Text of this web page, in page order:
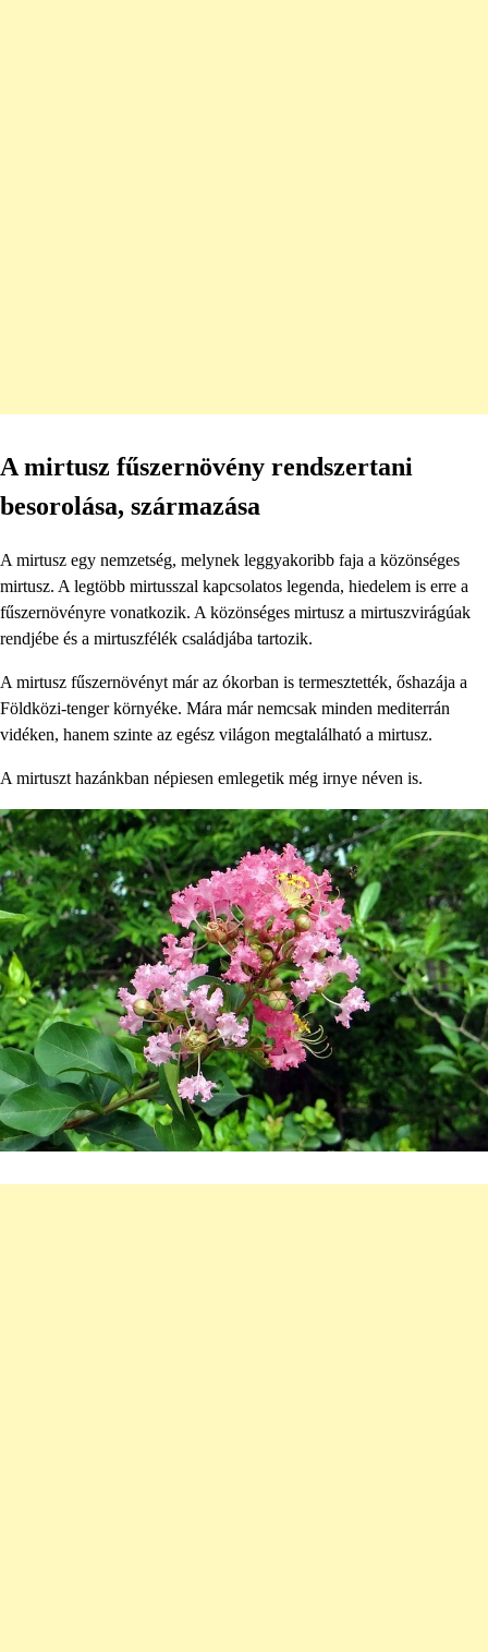
A mirtusz fűszernövény rendszertani
besorolása, származása
A mirtusz egy nemzetség, melynek leggyakoribb faja a közönséges
mirtusz. A legtöbb mirtusszal kapcsolatos legenda, hiedelem is erre a
fűszernövényre vonatkozik. A közönséges mirtusz a mirtuszvirágúak
rendjébe és a mirtuszfélék családjába tartozik.
A mirtusz fűszernövényt már az ókorban is termesztették, őshazája a
Földközi-tenger környéke. Mára már nemcsak minden mediterrán
vidéken, hanem szinte az egész világon megtalálható a mirtusz.
A mirtuszt hazánkban népiesen emlegetik még irnye néven is.